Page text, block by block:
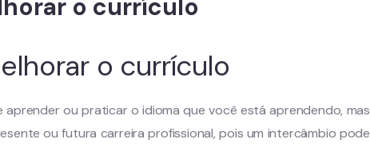
o currículo
o currículo
ou praticar o idioma que você está aprendendo, mas
ou futura carreira profissional, pois um intercâmbio pode